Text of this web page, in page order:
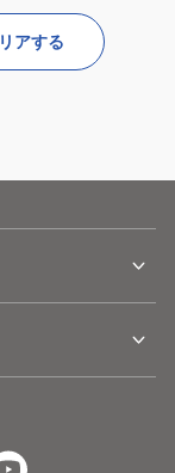
アする